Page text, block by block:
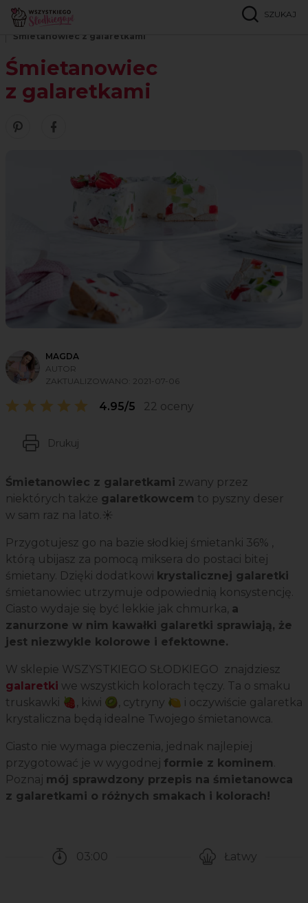
SZUKAJ
Strona główna
Śmietanowiec z galaretkami
Śmietanowiec
z galaretkami
Zobacz nasze piny w serwisie Pinterest
Udostępnij ten przepis w serwisie Facebook
MAGDA
AUTOR
ZAKTUALIZOWANO: 2021-07-06
4.95/5 22 oceny
Drukuj
Śmietanowiec z galaretkami zwany przez
niektórych także galaretkowcem to pyszny deser
w sam raz na lato.☀️
Przygotujesz go na bazie słodkiej śmietanki 36% ,
którą ubijasz za pomocą miksera do postaci bitej
śmietany. Dzięki dodatkowi krystalicznej galaretki
śmietanowiec utrzymuje odpowiednią konsystencję.
Ciasto wydaje się być lekkie jak chmurka, a
zanurzone w nim kawałki galaretki sprawiają, że
jest niezwykle kolorowe i efektowne.
W sklepie WSZYSTKIEGO SŁODKIEGO znajdziesz
galaretki we wszystkich kolorach tęczy. Ta o smaku
truskawki 🍓, kiwi 🥝, cytryny 🍋 i oczywiście galaretka
krystaliczna będą idealne Twojego śmietanowca.
Ciasto nie wymaga pieczenia, jednak najlepiej
przygotować je w wygodnej formie z kominem.
Poznaj mój sprawdzony przepis na śmietanowca
z galaretkami o różnych smakach i kolorach!
03:00
Łatwy